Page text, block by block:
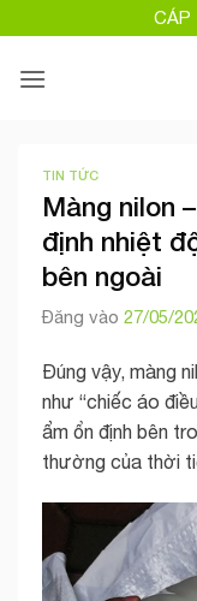
qua
nội
CÁP
TIN TỨC
Màng nilon
định nhiệt
bên ngoài
Đăng vào 27/05/
Đúng vậy, màng
như “chiếc áo
ẩm ổn định bên
thường của thời